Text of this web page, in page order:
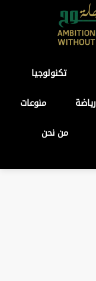
تكنولوجيا
رياضة
منوعات
من نحن